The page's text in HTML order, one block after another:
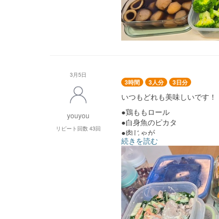
3月5日
youyou
リピート回数 43回
3時間 3人分 3日分
いつもどれも美味しいです！
●鶏ももロール
●白身魚のピカタ
●肉じゃが
●ピーマン肉詰
●豚しゃぶときゅうりのサラ
●蓮根炒め煮
●ほうれん草と舞茸のお浸し
●鶏とポテトのスパイス焼
続きを読む